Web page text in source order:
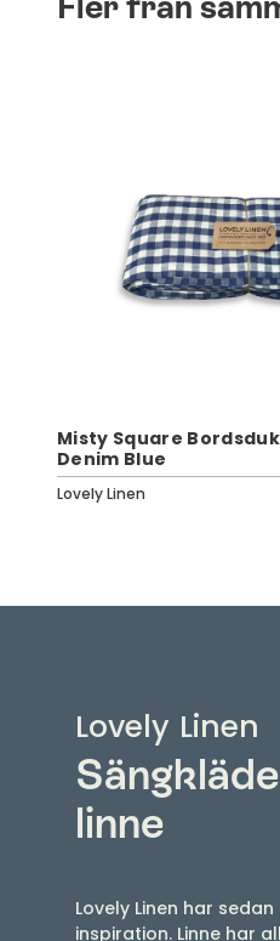
Misty Square Bordsduk
Denim Blue
Lovely Linen
Lovely Linen
linne
Lovely Linen har
inspiration. Linne har